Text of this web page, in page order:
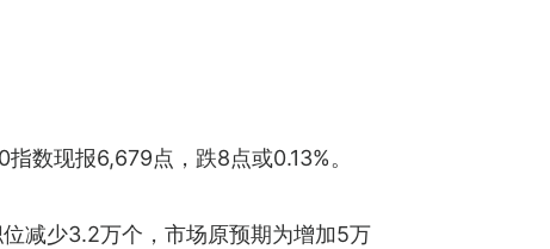
数现报6,679点，跌8点或0.13%。
减少3.2万个，市场原预期为增加5万